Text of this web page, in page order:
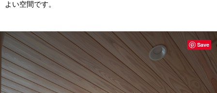
よい空間です。
Save